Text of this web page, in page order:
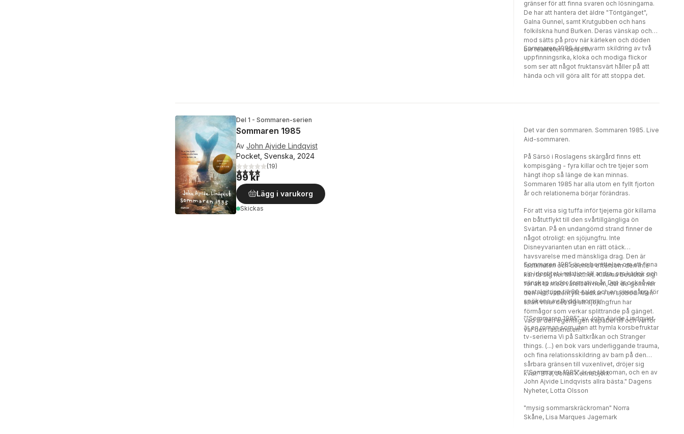
gränser för att finna svaren och lösningarna.
De har att hantera det äldre "Töntgänget",
Galna Gunnel, samt Krutgubben och hans
folkilskna hund Burken. Deras vänskap och
mod sätts på prov när kärleken och döden
blir realiteter i deras liv.
Sommaren 1986 är en varm skildring av två
uppfinningsrika, kloka och modiga flickor
som ser att något fruktansvärt håller på att
hända och vill göra allt för att stoppa det.
Del 1 - Sommaren-serien
Sommaren 1985
Av John Ajvide Lindqvist
Pocket, Svenska, 2024
3,9utav 5 stjärnor. Totalt antal röster:
(19)
99 kr
Lägg i varukorg
Skickas
Det var den sommaren. Sommaren 1985. Live
Aid-sommaren.
På Särsö i Roslagens skärgård finns ett
kompisgäng - fyra killar och tre tjejer som
hängt ihop så länge de kan minnas.
Sommaren 1985 har alla utom en fyllt fjorton
år och relationerna börjar förändras.
För att visa sig tuffa inför tjejerna gör killarna
en båtutflykt till den svårtillgängliga ön
Svärtan. På en undangömd strand finner de
något otroligt: en sjöjungfru. Inte
Disneyvarianten utan en rätt otäck
havsvarelse med mänskliga drag. Den är
fastknuten och döende eftersom den inte
kan ta sig ner till vattnet. Killarna beslutar sig
för att ta med varelsen hem, där de gömmer
den i ett vattenfyllt badkar i en sjöbod. Men
snart visar det sig att sjöjungfrun har
förmågor som verkar splittrande på gänget.
Vad är den egentligen kapabel till och varför
var den fastknuten?
Sommaren 1985 är en berättelse om att finna
sin identitet i relation till andra, om kärlek och
vänskap under formativa år. Det är också en
nostalgitripp till 80-talet och en sirensång för
spökena av flydda somrar.
""Sommaren 1985" av John Ajvide Lindqvist
är en roman som utan att hymla korsbefruktar
tv-serierna Vi på Saltkråkan och Stranger
things. (...) en bok vars underliggande trauma,
och fina relationsskildring av barn på den
sårbara gränsen till vuxenlivet, dröjer sig
kvar." BTJ, Johan Kennebjörk
""Sommaren 1985" är en tät roman, och en av
John Ajvide Lindqvists allra bästa." Dagens
Nyheter, Lotta Olsson
"mysig sommarskräckroman" Norra
Skåne, Lisa Marques Jagemark